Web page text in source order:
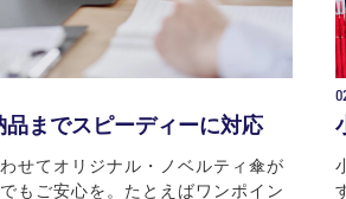
品までスピーディーに対応
せてオリジナル・ノベルティ傘が
もご安心を。たとえばワンポイン